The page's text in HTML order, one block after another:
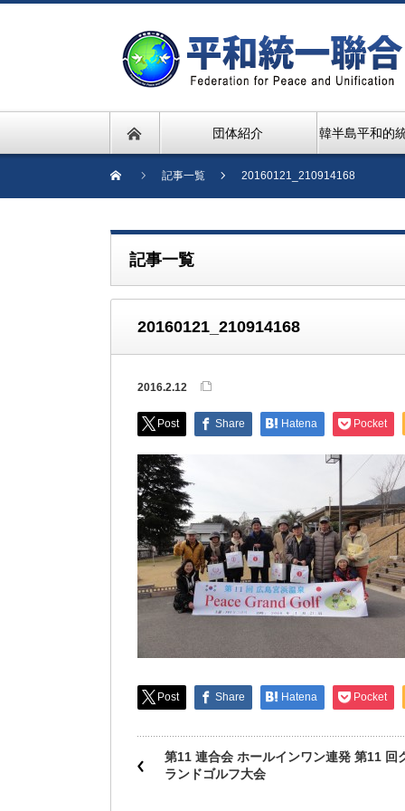
団体紹介 韓半島平和的
記事一覧 20160121_210914168
記事一覧
20160121_210914168
2016.2.12
Post Share Hatena Pocket
Post Share Hatena Pocket
第11 連合会 ホールインワン連発 第11 回
ランドゴルフ大会